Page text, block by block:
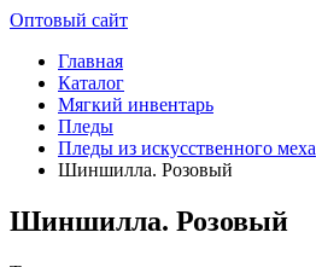
Оптовый сайт
Главная
Каталог
Мягкий инвентарь
Пледы
Пледы из искусственного меха
Шиншилла. Розовый
Шиншилла. Розовый